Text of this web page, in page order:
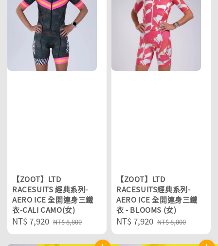
【ZOOT】LTD
RACESUITS 經典系列-
AERO ICE 全開連身三鐵
衣-CALI CAMO(女)
Sale
price
NT$ 7,920 Regular
price
NT$ 8,800
【ZOOT】LTD
RACESUITS經典系列-
AERO ICE 全開連身三鐵
衣 - BLOOMS (女)
Sale
price
NT$ 7,920 Regular
price
NT$ 8,800